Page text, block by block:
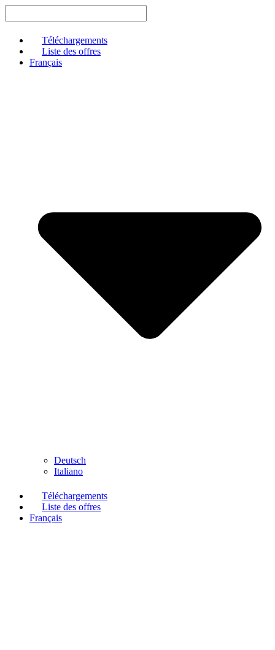
au
Téléchargements
Liste des offres
Français
Deutsch
Italiano
Téléchargements
Liste des offres
Français